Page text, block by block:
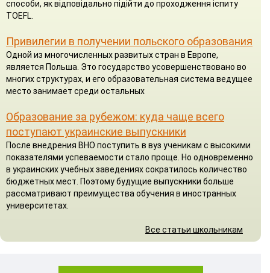
способи, як відповідально підійти до проходження іспиту
TOEFL.
Привилегии в получении польского образования
Одной из многочисленных развитых стран в Европе,
является Польша. Это государство усовершенствовано во
многих структурах, и его образовательная система ведущее
место занимает среди остальных
Образование за рубежом: куда чаще всего
поступают украинские выпускники
После внедрения ВНО поступить в вуз ученикам с высокими
показателями успеваемости стало проще. Но одновременно
в украинских учебных заведениях сократилось количество
бюджетных мест. Поэтому будущие выпускники больше
рассматривают преимущества обучения в иностранных
университетах.
Все статьи школьникам